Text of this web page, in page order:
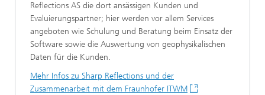
Reflections AS die dort ansässigen Kunden und
Evaluierungspartner; hier werden vor allem Services
angeboten wie Schulung und Beratung beim Einsatz der
Software sowie die Auswertung von geophysikalischen
Daten für die Kunden.
Mehr Infos zu Sharp Reflections und der
Zusammenarbeit mit dem Fraunhofer ITWM